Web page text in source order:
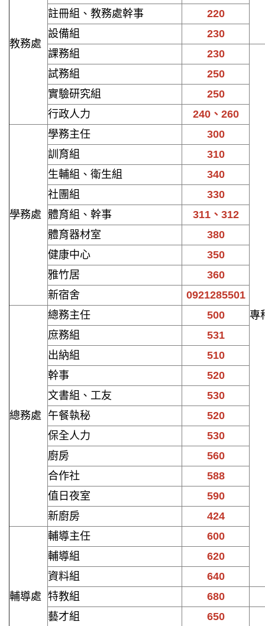
教務處
註冊組、教務處幹事
220
設備組
230
課務組
230
專
試務組
250
實驗研究組
250
行政人力
240、260
學務處
學務主任
300
訓育組
310
生輔組、衛生組
340
社團組
330
體育組、幹事
311、312
體育器材室
380
健康中心
350
雅竹居
360
新宿舍
0921285501
總務處
總務主任
500
庶務組
531
出納組
510
幹事
520
文書組、工友
530
午餐執秘
520
保全人力
530
廚房
560
合作社
588
值日夜室
590
新廚房
424
輔導處
輔導主任
600
輔導組
620
資料組
640
特教組
680
藝才組
650